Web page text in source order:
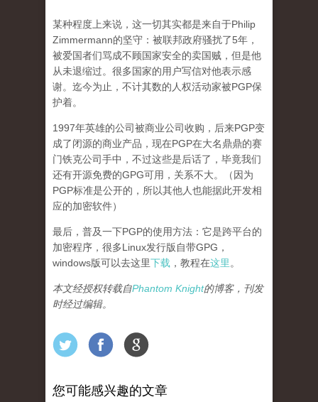
某种程度上来说，这一切其实都是来自于Philip
Zimmermann的坚守：被联邦政府骚扰了5年，
被爱国者们骂成不顾国家安全的卖国贼，但是他
从未退缩过。很多国家的用户写信对他表示感
谢。迄今为止，不计其数的人权活动家被PGP保
护着。
1997年英雄的公司被商业公司收购，后来PGP变
成了闭源的商业产品，现在PGP在大名鼎鼎的赛
门铁克公司手中，不过这些是后话了，毕竟我们
还有开源免费的GPG可用，关系不大。（因为
PGP标准是公开的，所以其他人也能据此开发相
应的加密软件）
最后，普及一下PGP的使用方法：它是跨平台的
加密程序，很多Linux发行版自带GPG，
windows版可以去这里下载 ，教程在这里 。
本文经授权转载自Phantom Knight的博客，刊发
时经过编辑。
您可能感兴趣的文章